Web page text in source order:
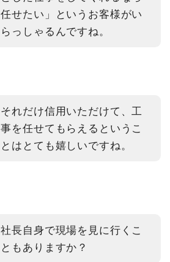
任せたい」というお客様がい
らっしゃるんですね。
それだけ信用いただけて、工
事を任せてもらえるというこ
とはとても嬉しいですね。
社長自身で現場を見に行くこ
ともありますか？